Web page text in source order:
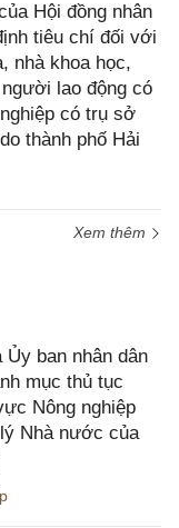
Hội đồng nhân
tiêu chí đối với
nhà khoa học,
lao động có
có trụ sở
thành phố Hải
Xem thêm
ban nhân dân
mục thủ tục
Nông nghiệp
Nhà nước của